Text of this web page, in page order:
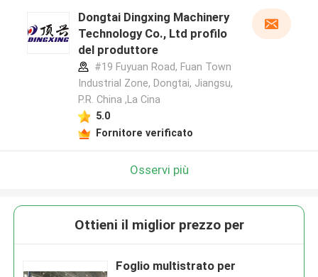
Dongtai Dingxing Machinery
Technology Co., Ltd profilo
del produttore
#19 Fuyuan Road, Fuan Town
Industrial Zone, Dongtai, Jiangsu,
P.R. China ,La Cina
5.0
Fornitore verificato
Osservi più
Ottieni il miglior prezzo per
Foglio multistrato per